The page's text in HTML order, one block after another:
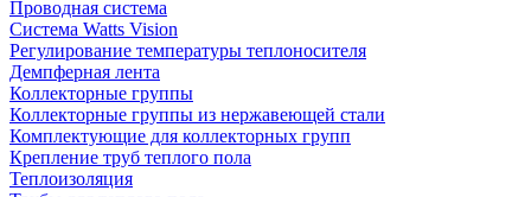
Проводная система
Система Watts Vision
Регулирование температуры теплоносителя
Демпферная лента
Коллекторные группы
Коллекторные группы из нержавеющей стали
Комплектующие для коллекторных групп
Крепление труб теплого пола
Теплоизоляция